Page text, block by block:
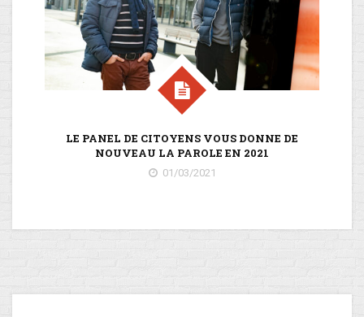
LE PANEL DE CITOYENS VOUS DONNE DE
NOUVEAU LA PAROLE EN 2021
01/03/2021